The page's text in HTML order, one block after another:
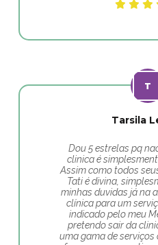
Tarsila
Dou 5 estrelas pq
clinica é
Assim como todos
Tati é divina,
minhas duvidas já na
clínica para um
indicado pelo meu
pretendo sair da
uma gama de serviços